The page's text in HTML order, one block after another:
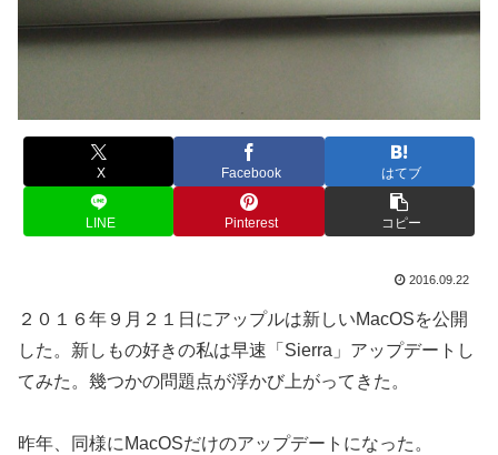
X Facebook はてブ
LINE Pinterest コピー
2016.09.22
２０１６年９月２１日にアップルは新しいMacOSを公開
した。新しもの好きの私は早速「Sierra」アップデートし
てみた。幾つかの問題点が浮かび上がってきた。
昨年、同様にMacOSだけのアップデートになった。